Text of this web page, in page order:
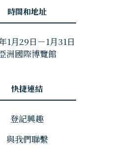
時間和地址
1月29日－1月31日
洲國際博覽館
快捷連結
登記興趣
與我們聯繫